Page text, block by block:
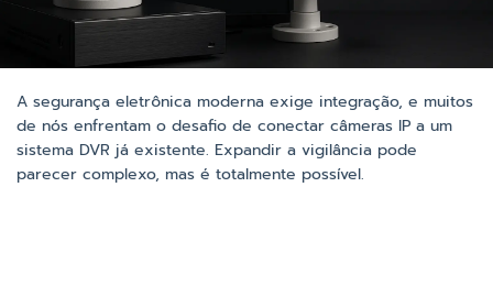
A segurança eletrônica moderna exige integração, e muitos
de nós enfrentam o desafio de conectar câmeras IP a um
sistema DVR já existente. Expandir a vigilância pode
parecer complexo, mas é totalmente possível.